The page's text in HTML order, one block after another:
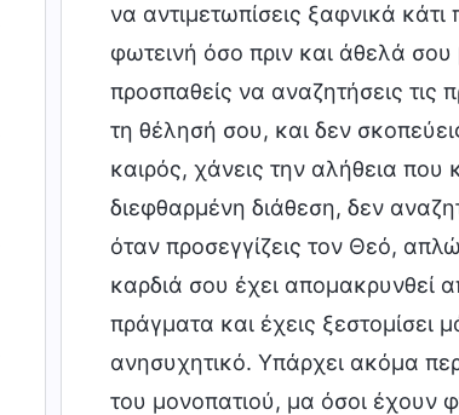
να αντιμετωπίσεις ξαφνικά
φωτεινή όσο πριν και άθελά
προσπαθείς να αναζητήσεις τις
τη θέλησή σου, και δεν
καιρός, χάνεις την αλήθεια
διεφθαρμένη διάθεση, δεν
όταν προσεγγίζεις τον Θεό,
καρδιά σου έχει απομακρυνθεί
πράγματα και έχεις ξεστομίσει
ανησυχητικό. Υπάρχει ακόμα
του μονοπατιού, μα όσοι έχουν